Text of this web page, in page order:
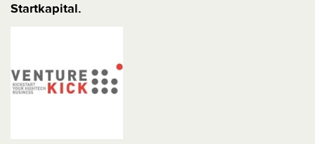
Startkapital.